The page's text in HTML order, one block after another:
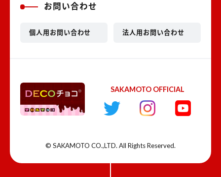
お問い合わせ
個人用お問い合わせ 法人用お問い合わせ
SAKAMOTO OFFICIAL
© SAKAMOTO CO.,LTD. All Rights Reserved.